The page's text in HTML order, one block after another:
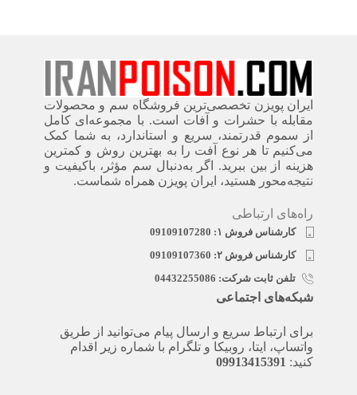
ایران پویزن تخصصی‌ترین فروشگاه سم و محصولات
مقابله با حشرات و آفات است. با مجموعه‌ای کامل
از سموم قدرتمند، سریع‌ و استاندارد، به شما کمک
می‌کنیم تا هر نوع آفت را به بهترین روش و کمترین
هزینه از بین ببرید. اگر به‌دنبال سم مؤثر، باکیفیت و
نتیجه‌محور هستید، ایران پویزن همراه شماست.
راه‌های ارتباطی
کارشناس فروش ۱: 09109107280
کارشناس فروش ۲: 09109107360
تلفن ثابت شرکت: 04432255086
شبکه‌های اجتماعی
برای ارتباط سریع و ارسال پیام می‌توانید از طریق
واتساپ، ایتا، روبیکا و تلگرام با شماره زیر اقدام
کنید: 09913415391